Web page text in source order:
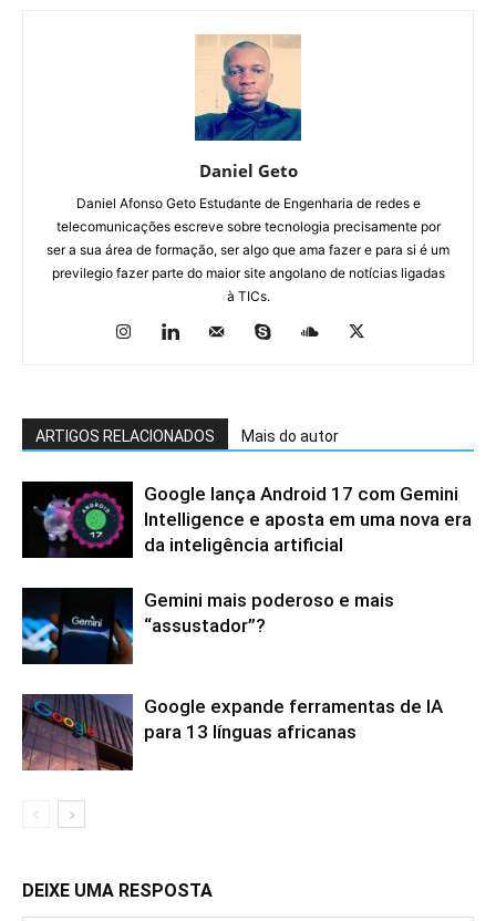
Daniel Geto
Daniel Afonso Geto Estudante de Engenharia de redes e
telecomunicações escreve sobre tecnologia precisamente por
ser a sua área de formação, ser algo que ama fazer e para si é um
previlegio fazer parte do maior site angolano de notícias ligadas
à TICs.
ARTIGOS RELACIONADOS Mais do autor
Google lança Android 17 com Gemini
Intelligence e aposta em uma nova era
da inteligência artificial
Gemini mais poderoso e mais
“assustador”?
Google expande ferramentas de IA
para 13 línguas africanas
DEIXE UMA RESPOSTA